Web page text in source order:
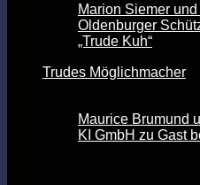
Marion Siemer
Oldenburger
„Trude Kuh“
Trudes Möglichmacher
Maurice Brumund
KI GmbH zu Gast